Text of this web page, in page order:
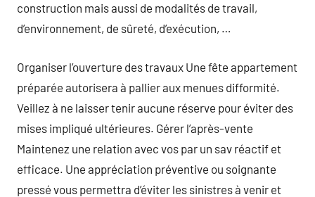
construction mais aussi de modalités de travail,
d’environnement, de sûreté, d’exécution, …
Organiser l’ouverture des travaux Une fête appartement
préparée autorisera à pallier aux menues difformité.
Veillez à ne laisser tenir aucune réserve pour éviter des
mises impliqué ultérieures. Gérer l’après-vente
Maintenez une relation avec vos par un sav réactif et
efficace. Une appréciation préventive ou soignante
pressé vous permettra d’éviter les sinistres à venir et